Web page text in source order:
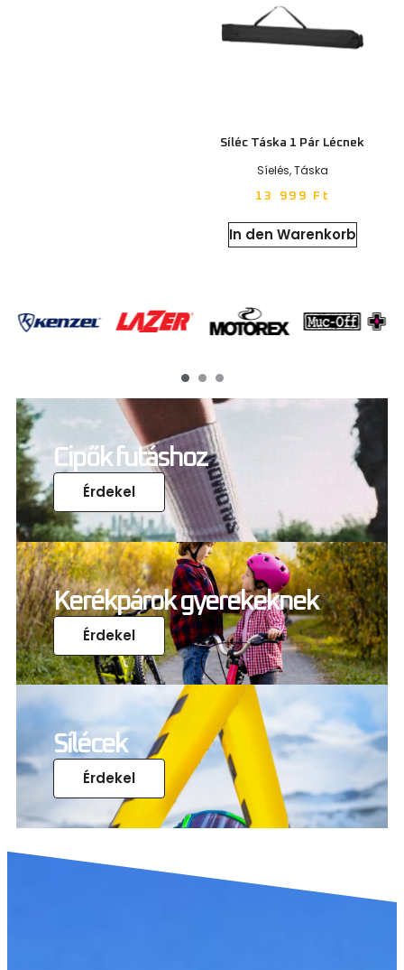
Síléc Táska 1 Pár Lécnek
Síelés,Táska
13 999 Ft
In den Warenkorb
Cipők futáshoz
Érdekel
Kerékpárok gyerekeknek
Érdekel
Sílécek
Érdekel